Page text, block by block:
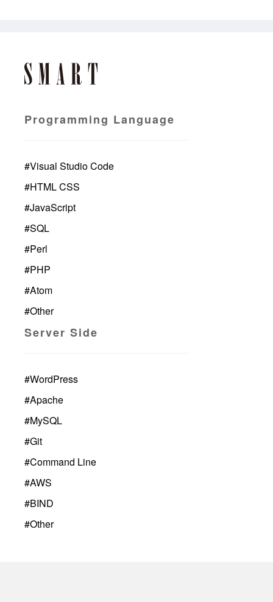
Programming Language
#Visual Studio Code
#HTML CSS
#JavaScript
#SQL
#Perl
#PHP
#Atom
#Other
Server Side
#WordPress
#Apache
#MySQL
#Git
#Command Line
#AWS
#BIND
#Other